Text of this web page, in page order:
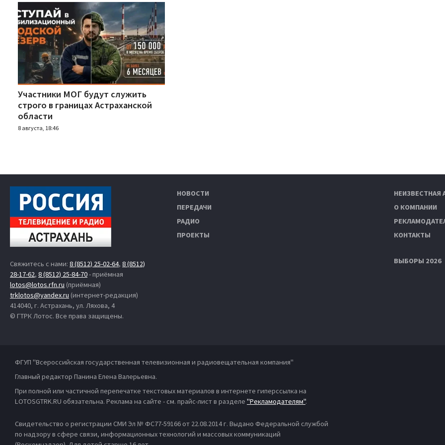
Участники МОГ будут служить
строго в границах Астраханской
области
8 августа, 18:46
Свяжитесь с нами: 8 (8512) 25-02-64, 8 (8512)
28-17-62, 8 (8512) 25-84-70- приёмная
lotos@lotos.rfn.ru (приёмная)
trklotos@yandex.ru (интернет-редакция)
414040, г. Астрахань, ул. Ляхова, 4
© ГТРК Лотос. Все права защищены.
НОВОСТИ
ПЕРЕДАЧИ
РАДИО
ПРОЕКТЫ
НЕИЗВЕСТНАЯ
О КОМПАНИИ
КОНТАКТЫ
ВЫБОРЫ 2026
ФГУП "Всероссийская государственная телевизионная и радиовещательная компания"
Главный редактор Панина Елена Валерьевна.
При полной или частичной перепечатке текстовых материалов в интернете гиперссылка на
LOTOSGTRK.RU обязательна. Реклама на сайте - см. прайс-лист в разделе "Рекламодателям".
Свидетельство о регистрации СМИ Эл № ФС77-59166 от 22.08.2014 г. Выдано Федеральной службой
по надзору в сфере связи, информационных технологий и массовых коммуникаций